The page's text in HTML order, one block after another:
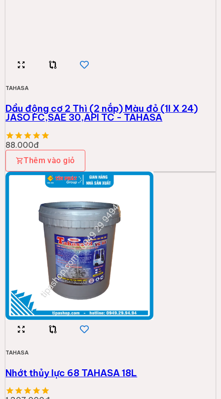
TAHASA
Dầu động cơ 2 Thì (2 nắp) Màu đỏ (1l X 24)
JASO FC,SAE 30,API TC - TAHASA
88.000đ
Thêm vào giỏ
TAHASA
Nhớt thủy lực 68 TAHASA 18L